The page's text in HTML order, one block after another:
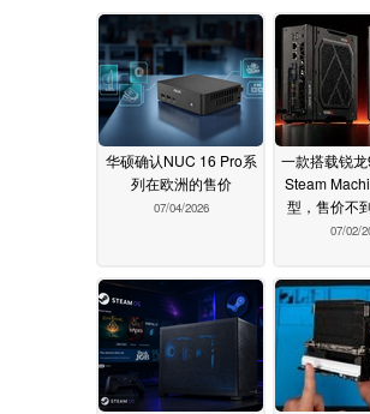
华硕确认NUC 16 Pro系
列在欧洲的售价
07/04/2026
一款搭载锐
Steam
型，售价不
07/02/